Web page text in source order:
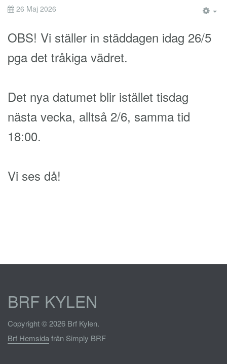
26 Maj 2026
OBS! Vi ställer in städdagen idag 26/5
pga det tråkiga vädret.
Det nya datumet blir istället tisdag
nästa vecka, alltså 2/6, samma tid
18:00.
Vi ses då!
BRF KYLEN
Copyright © 2026 Brf Kylen.
Brf Hemsidafrån Simply BRF